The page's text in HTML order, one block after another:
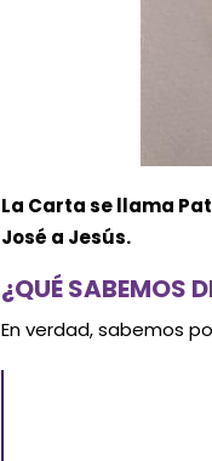
La Carta se llama
José a Jesús.
¿QUÉ SABEMOS
En verdad, sabemos